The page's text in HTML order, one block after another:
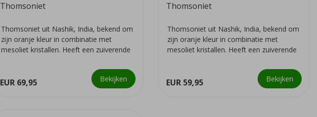
Thomsoniet
Thomsoniet uit Nashik, India, bekend om
zijn oranje kleur in combinatie met
mesoliet kristallen. Heeft een zuiverende
EUR 69,95 Bekijken
Thomsoniet
Thomsoniet uit Nashik, India, bekend om
zijn oranje kleur in combinatie met
mesoliet kristallen. Heeft een zuiverende
EUR 59,95 Bekijken